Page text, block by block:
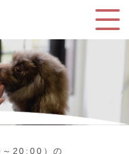
20:00）の